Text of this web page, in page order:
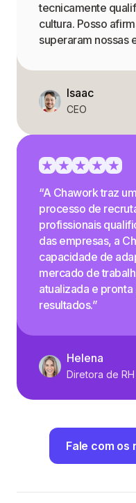
tecnicamente
cultura. Posso
superaram nossas
Isaac
CEO
“A Chawork traz
processo de
profissionais
das empresas, a
capacidade de
mercado de
atualizada e
resultados.”
Helena
Diretora de RH
Fale com os